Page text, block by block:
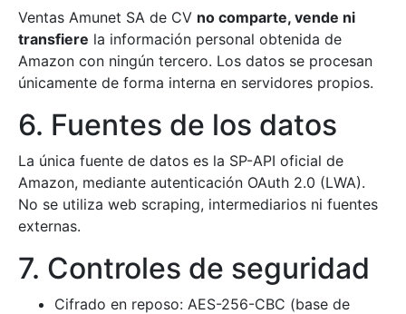
Ventas Amunet SA de CV no comparte, vende ni
transfiere la información personal obtenida de
Amazon con ningún tercero. Los datos se procesan
únicamente de forma interna en servidores propios.
6. Fuentes de los datos
La única fuente de datos es la SP-API oficial de
Amazon, mediante autenticación OAuth 2.0 (LWA).
No se utiliza web scraping, intermediarios ni fuentes
externas.
7. Controles de seguridad
Cifrado en reposo: AES-256-CBC (base de